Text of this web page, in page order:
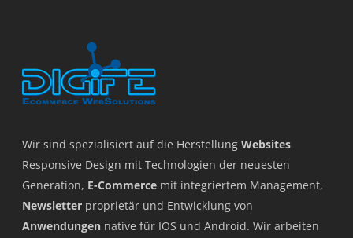
Wir sind spezialisiert auf die Herstellung Websites
Responsive Design mit Technologien der neuesten
Generation, E-Commerce mit integriertem Management,
Newsletter proprietär und Entwicklung von
Anwendungen native für IOS und Android. Wir arbeiten